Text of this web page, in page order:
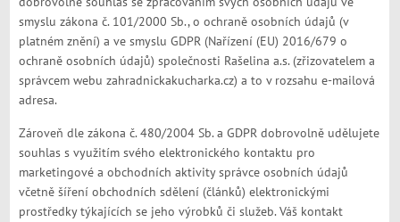
smyslu zákona č. 101/2000 Sb., o ochraně osobních údajů (v
platném znění) a ve smyslu GDPR (Nařízení (EU) 2016/679 o
ochraně osobních údajů) společnosti Rašelina a.s. (zřizovatelem a
správcem webu zahradnickakucharka.cz) a to v rozsahu e-mailová
adresa.
Zároveň dle zákona č. 480/2004 Sb. a GDPR dobrovolně udělujete
souhlas s využitím svého elektronického kontaktu pro
marketingové a obchodních aktivity správce osobních údajů
včetně šíření obchodních sdělení (článků) elektronickými
prostředky týkajících se jeho výrobků či služeb. Váš kontakt